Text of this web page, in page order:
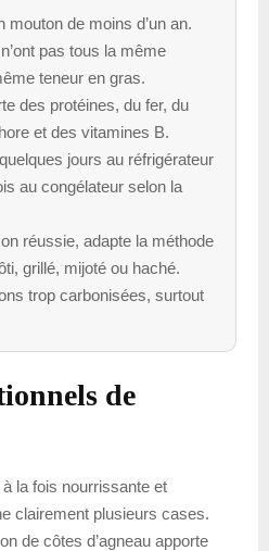
mouton de moins d’un an.
pas tous la même
teneur en gras.
des protéines, du fer, du
et des vitamines B.
jours au réfrigérateur
au congélateur selon la
réussie, adapte la méthode
grillé, mijoté ou haché.
trop carbonisées, surtout
de
la fois nourrissante et
clairement plusieurs cases.
de côtes d’agneau apporte